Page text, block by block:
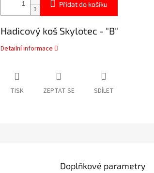
Přidat do košíku
Hadicový koš Skylotec - "B"
Detailní informace
TISK ZEPTAT SE SDÍLET
Doplňkové parametry